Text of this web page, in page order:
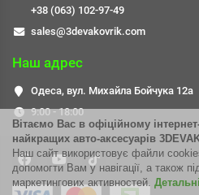
Вітаємо Вас в офіційному
найкращих авто-аксесуарів
Наш сайт використовує файли
допомогти Вам у навігації, а також
маркетингових активностей.
+38 (063) 102-97-49
sales@3devakovrik.com
Наш адрес
Одеса, вул. Михайла Бойчука 12а
9:00 - 18:00